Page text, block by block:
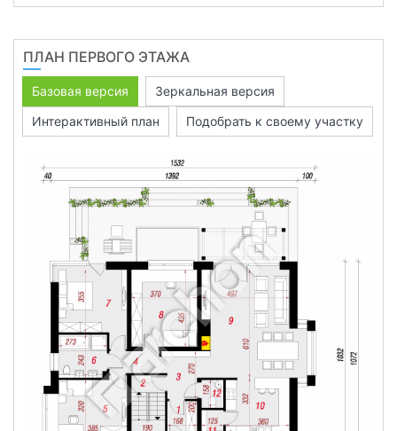
ПЛАН ПЕРВОГО ЭТАЖА
Базовая версия
Зеркальная версия
Интерактивный план
Подобрать к своему участку